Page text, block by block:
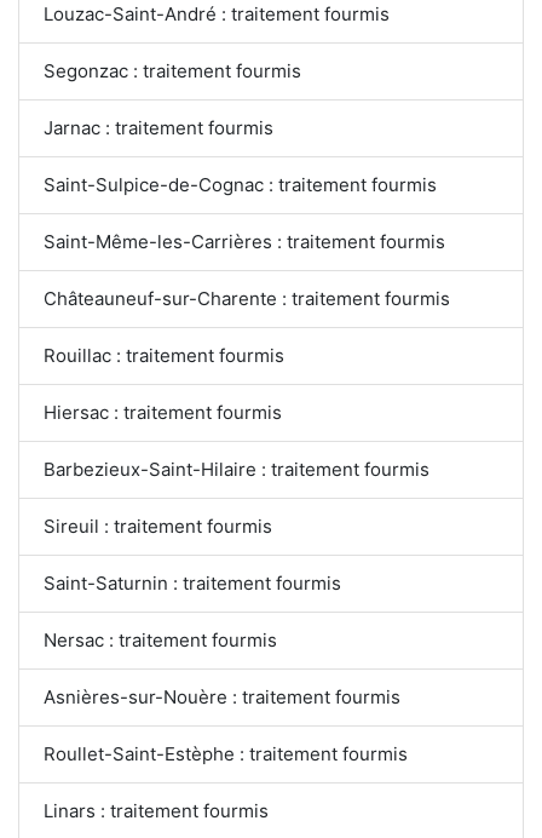
Louzac-Saint-André : traitement fourmis
Segonzac : traitement fourmis
Jarnac : traitement fourmis
Saint-Sulpice-de-Cognac : traitement fourmis
Saint-Même-les-Carrières : traitement fourmis
Châteauneuf-sur-Charente : traitement fourmis
Rouillac : traitement fourmis
Hiersac : traitement fourmis
Barbezieux-Saint-Hilaire : traitement fourmis
Sireuil : traitement fourmis
Saint-Saturnin : traitement fourmis
Nersac : traitement fourmis
Asnières-sur-Nouère : traitement fourmis
Roullet-Saint-Estèphe : traitement fourmis
Linars : traitement fourmis